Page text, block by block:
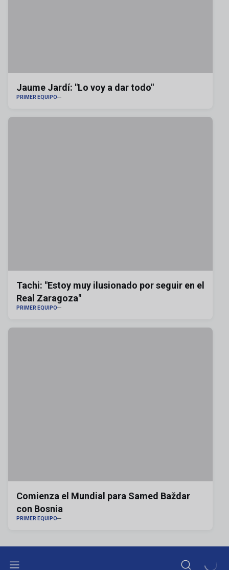
Jaume Jardí: "Lo voy a dar todo"
PRIMER EQUIPO
Tachi: "Estoy muy ilusionado por seguir en el
Real Zaragoza"
PRIMER EQUIPO
Comienza el Mundial para Samed Baždar
con Bosnia
PRIMER EQUIPO